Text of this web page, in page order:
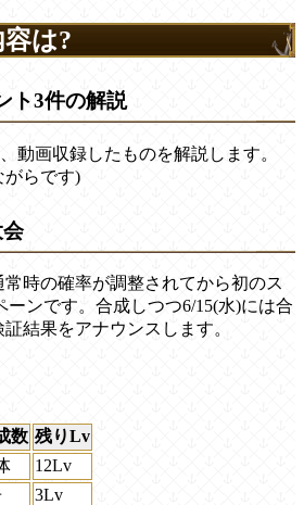
は?
ト3件の解説
動画収録したものを解説します。
がらです)
時の確率が調整されてから初のス
ーンです。合成しつつ6/15(水)には合
結果をアナウンスします。
数 残りLv
12Lv
3Lv